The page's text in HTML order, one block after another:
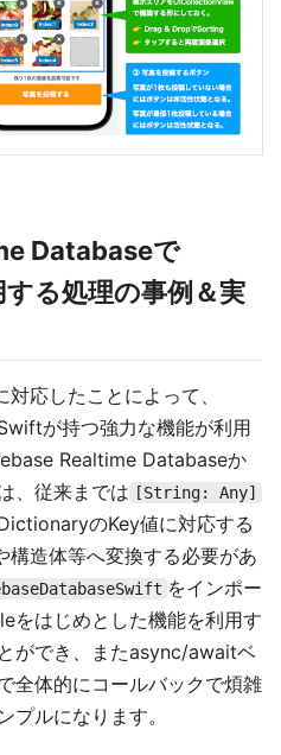
Databaseで
る処理の事例＆実
応したことによって、
が持つ強力な機能が利用
Realtime Databaseか
、従来までは [String: Any]
のKey値に対応する
造体等へ変換する必要があ
をインポー
をはじめとした機能を利用す
ができ、またasync/awaitベ
全体的にコールバックで煩雑
プルになります。